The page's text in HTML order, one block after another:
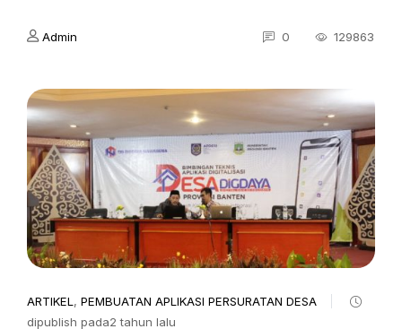
Admin 0 129863
ARTIKEL , PEMBUATAN APLIKASI PERSURATAN DESA
dipublish pada2 tahun lalu